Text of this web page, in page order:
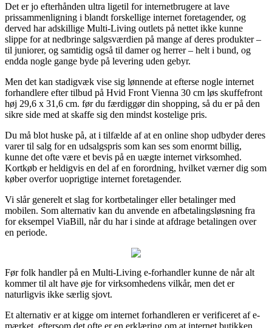
Det er jo efterhånden ultra ligetil for internetbrugere at lave
prissammenligning i blandt forskellige internet foretagender, og
derved har adskillige Multi-Living outlets på nettet ikke kunne
slippe for at nedbringe salgsværdien på mange af deres produkter –
til juniorer, og samtidig også til damer og herrer – helt i bund, og
endda nogle gange byde på levering uden gebyr.
Men det kan stadigvæk vise sig lønnende at efterse nogle internet
forhandlere efter tilbud på Hvid Front Vienna 30 cm løs skuffefront
høj 29,6 x 31,6 cm. før du færdiggør din shopping, så du er på den
sikre side med at skaffe sig den mindst kostelige pris.
Du må blot huske på, at i tilfælde af at en online shop udbyder deres
varer til salg for en udsalgspris som kan ses som enormt billig,
kunne det ofte være et bevis på en uægte internet virksomhed.
Kortkøb er heldigvis en del af en forordning, hvilket værner dig som
køber overfor uoprigtige internet foretagender.
Vi slår generelt et slag for kortbetalinger eller betalinger med
mobilen. Som alternativ kan du anvende en afbetalingsløsning fra
for eksempel ViaBill, når du har i sinde at afdrage betalingen over
en periode.
Før folk handler på en Multi-Living e-forhandler kunne de når alt
kommer til alt have øje for virksomhedens vilkår, men det er
naturligvis ikke særlig sjovt.
Et alternativ er at kigge om internet forhandleren er verificeret af e-
mærket, eftersom det ofte er en erklæring om at internet butikken